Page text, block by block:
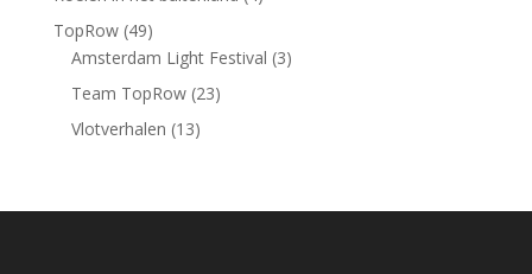
TopRow(49)
Amsterdam Light Festival (3)
Team TopRow(23)
Vlotverhalen (13)